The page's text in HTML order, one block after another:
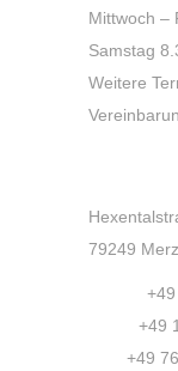
Mittwoch –
Samstag
Weitere
79249
+49
+49